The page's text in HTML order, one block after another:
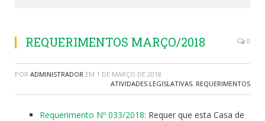
REQUERIMENTOS MARÇO/2018 0
POR ADMINISTRADOR EM 1 DE MARÇO DE 2018
ATIVIDADES LEGISLATIVAS, REQUERIMENTOS
Requerimento Nº 033/2018: Requer que esta Casa de